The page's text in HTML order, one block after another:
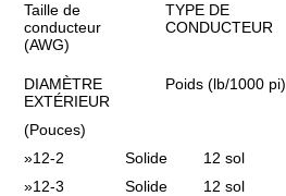
Taille de
conducteur
(AWG)
TYPE DE
CONDUCTEUR
DIAMÈTRE
EXTÉRIEUR
(Pouces)
Poids (lb/1000 pi)
»12-2 Solide 12 sol
»12-3 Solide 12 sol